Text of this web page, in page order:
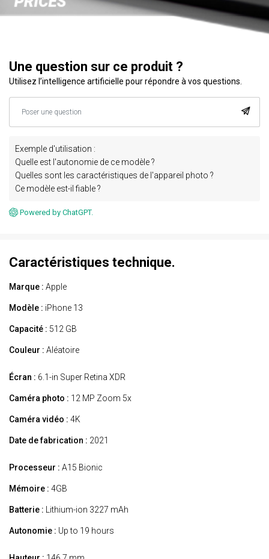
Une question sur ce produit ?
Utilisez l’intelligence artificielle pour répondre à vos questions.
Exemple d'utilisation :
Quelle est l'autonomie de ce modèle ?
Quelles sont les caractéristiques de l'appareil photo ?
Ce modèle est-il fiable ?
Powered by ChatGPT.
Caractéristiques technique.
Marque : Apple
Modèle : iPhone 13
Capacité : 512 GB
Couleur : Aléatoire
Écran : 6.1-in Super Retina XDR
Caméra photo : 12 MP Zoom 5x
Caméra vidéo : 4K
Date de fabrication : 2021
Processeur : A15 Bionic
Mémoire : 4GB
Batterie : Lithium-ion 3227 mAh
Autonomie : Up to 19 hours